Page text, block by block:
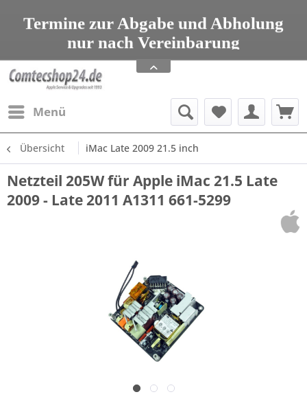
Termine zur Abgabe und Abholung
nur nach Vereinbarung
Apple Service, Upgrades und Zubehör
seit 1993 Tel: 08203 95 00 699
Menü
Übersicht iMac Late 2009 21.5 inch
Netzteil 205W für Apple iMac 21.5 Late
2009 - Late 2011 A1311 661-5299